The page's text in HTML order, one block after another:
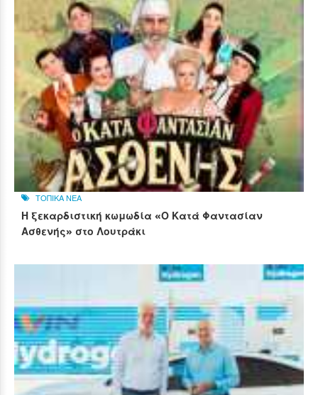
ΤΟΠΙΚΑ ΝΕΑ
Η ξεκαρδιστική κωμωδία «Ο Κατά Φαντασίαν
Ασθενής» στο Λουτράκι